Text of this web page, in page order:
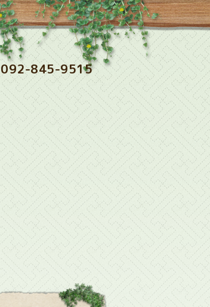
092-845-9515